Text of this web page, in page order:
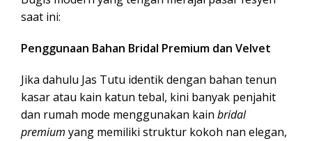
saat ini:
Penggunaan Bahan Bridal Premium dan Velvet
Jika dahulu Jas Tutu identik dengan bahan tenun
kasar atau kain katun tebal, kini banyak penjahit
dan rumah mode menggunakan kain bridal
premium yang memiliki struktur kokoh nan elegan,